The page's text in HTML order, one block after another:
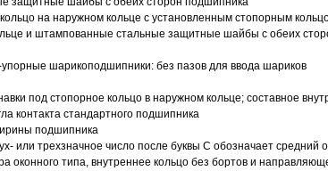
кольцо на наружном кольце с установленным стопорным
и штампованные стальные защитные шайбы с обеих
шарикоподшипники: без пазов для ввода шариков
под стопорное кольцо в наружном кольце; составное
контакта стандартного подшипника
подшипника
или трехзначное число после буквы С обозначает средний
оконного типа, внутреннее кольцо без бортов и